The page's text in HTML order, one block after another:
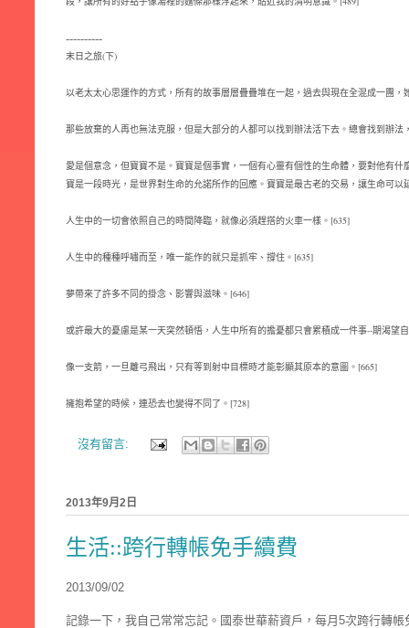
----------
末日之旅(下)
以老太太心思運作的方式，所有的故事層層疊疊堆在一起，過去與現在全混成一團
那些放棄的人再也無法克服，但是大部分的人都可以找到辦法活下去。總會找到辦
愛是個意念，但寶寶不是。寶寶是個事實，一個有心靈有個性的生命體，要對他有
寶是一段時光，是世界對生命的允諾所作的回應。寶寶是最古老的交易，讓生命可以
人生中的一切會依照自己的時間降臨，就像必須趕搭的火車一樣。[635]
人生中的種種呼嘯而至，唯一能作的就只是抓牢、撐住。[635]
夢帶來了許多不同的掛念、影響與滋味。[646]
或許最大的憂慮是某一天突然頓悟，人生中所有的擔憂都只會累積成一件事--期渴望
像一支箭，一旦離弓飛出，只有等到射中目標時才能彰顯其原本的意圖。[665]
擁抱希望的時候，連恐去也變得不同了。[728]
沒有留言:
2013年9月2日
生活::跨行轉帳免手續費
2013/09/02
記錄一下，我自己常常忘記。國泰世華薪資戶，每月5次跨行轉